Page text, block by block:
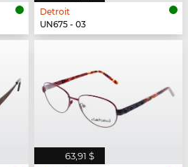
Detroit
UN675 - 03
63,91 $